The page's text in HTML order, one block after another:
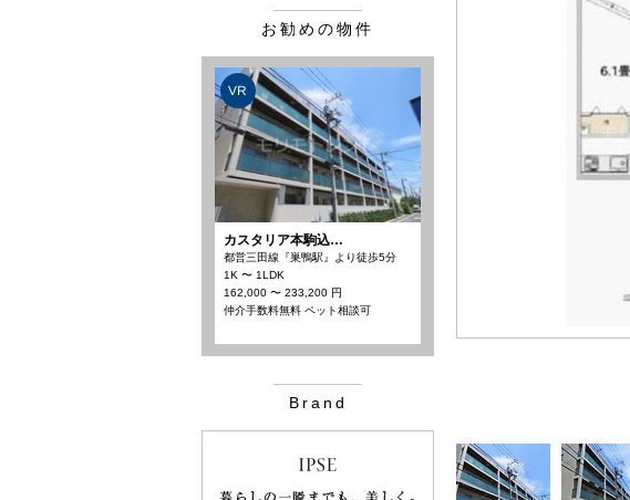
お勧めの物件
VR
カスタリア本駒込…
都営三田線『巣鴨駅』より徒歩5分
1K 〜 1LDK
162,000 〜 233,200 円
仲介手数料無料 ペット相談可
Brand